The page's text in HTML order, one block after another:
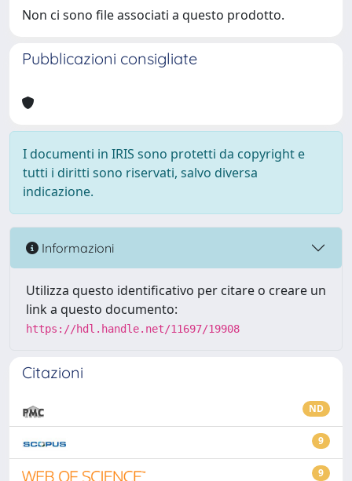
Non ci sono file associati a questo prodotto.
Pubblicazioni consigliate
I documenti in IRIS sono protetti da copyright e
tutti i diritti sono riservati, salvo diversa
indicazione.
Informazioni
Utilizza questo identificativo per citare o creare un
link a questo documento:
https://hdl.handle.net/11697/19908
Citazioni
ND
9
9